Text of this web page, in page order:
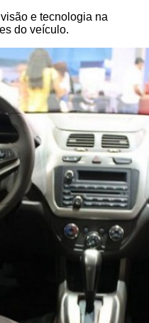
e tecnologia na
do veículo.